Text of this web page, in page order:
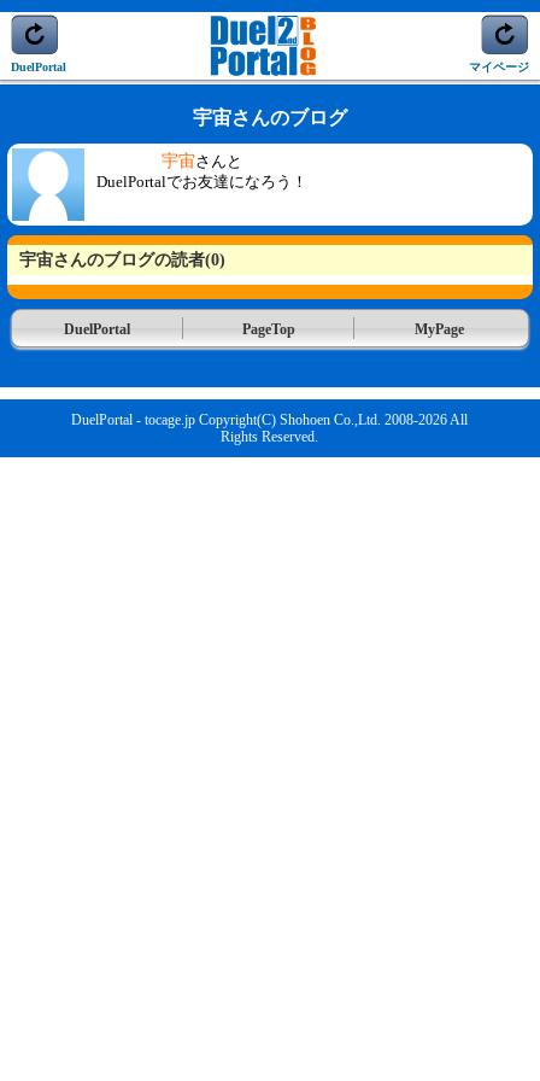
DuelPortal マイページ
宇宙さんのブログ
宇宙さんと
DuelPortalでお友達になろう！
宇宙さんのブログの読者(0)
DuelPortal PageTop MyPage
DuelPortal - tocage.jp Copyright(C) Shohoen Co.,Ltd. 2008-2026 All
Rights Reserved.